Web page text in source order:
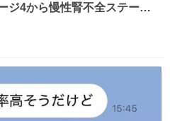
ジ4から慢性腎不全ステージ2
大丈夫になった… このままだ
たのが嘘みたい…本当に嬉し
うから来た人にすごい顔され